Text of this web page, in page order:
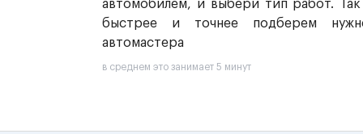
автомобилем, и выбери тип работ.
быстрее и точнее подберем
автомастера
в среднем это занимает 5 минут